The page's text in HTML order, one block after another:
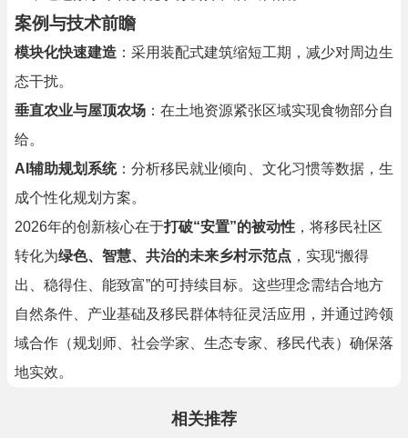
案例与技术前瞻
模块化快速建造 ：采用装配式建筑缩短工期，减少对周边生
态干扰。
垂直农业与屋顶农场 ：在土地资源紧张区域实现食物部分自
给。
AI辅助规划系统：分析移民就业倾向、文化习惯等数据，生
成个性化规划方案。
2026年的创新核心在于打破“安置”的被动性 ，将移民社区
转化为绿色、智慧、共治的未来乡村示范点 ，实现“搬得
出、稳得住、能致富”的可持续目标。这些理念需结合地方
自然条件、产业基础及移民群体特征灵活应用，并通过跨领
域合作（规划师、社会学家、生态专家、移民代表）确保落
地实效。
相关推荐